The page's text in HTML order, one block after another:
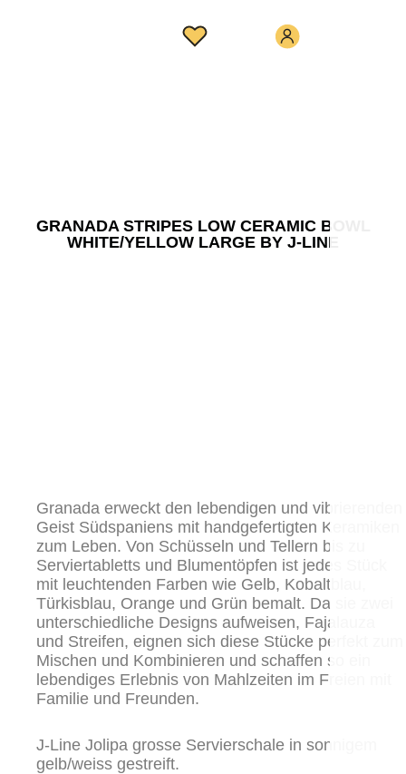
GRANADA STRIPES LOW CERAMIC BOWL
WHITE/YELLOW LARGE BY J-LINE
Granada erweckt den lebendigen und vibrierenden
Geist Südspaniens mit handgefertigten Keramiken
zum Leben. Von Schüsseln und Tellern bis zu
Serviertabletts und Blumentöpfen ist jedes Stück
mit leuchtenden Farben wie Gelb, Kobaltblau,
Türkisblau, Orange und Grün bemalt. Da sie zwei
unterschiedliche Designs aufweisen, Fajalauza
und Streifen, eignen sich diese Stücke perfekt zum
Mischen und Kombinieren und schaffen so ein
lebendiges Erlebnis von Mahlzeiten im Freien mit
Familie und Freunden.
J-Line Jolipa grosse Servierschale in sonnigem
gelb/weiss gestreift.